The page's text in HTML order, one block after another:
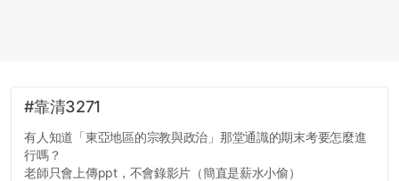
#靠清3271
有人知道「東亞地區的宗教與政治」那堂通識的期末考要怎麼進
行嗎？
老師只會上傳ppt，不會錄影片（簡直是薪水小偷）